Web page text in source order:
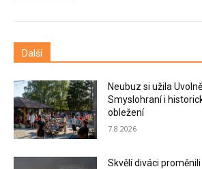
Další
Neubuz si užila
Smyslohraní i
obležení
7.8.2026
Skvělí diváci